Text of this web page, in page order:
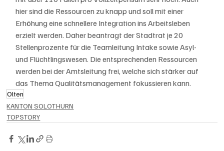
hier sind die Ressourcen zu knapp und soll mit einer
Erhöhung eine schnellere Integration ins Arbeitsleben
erzielt werden. Daher beantragt der Stadtrat je 20
Stellenprozente für die Teamleitung Intake sowie Asyl-
und Flüchtlingswesen. Die entsprechenden Ressourcen
werden bei der Amtsleitung frei, welche sich stärker auf
das Thema Qualitätsmanagement fokussieren kann.
Olten
KANTON SOLOTHURN
TOPSTORY